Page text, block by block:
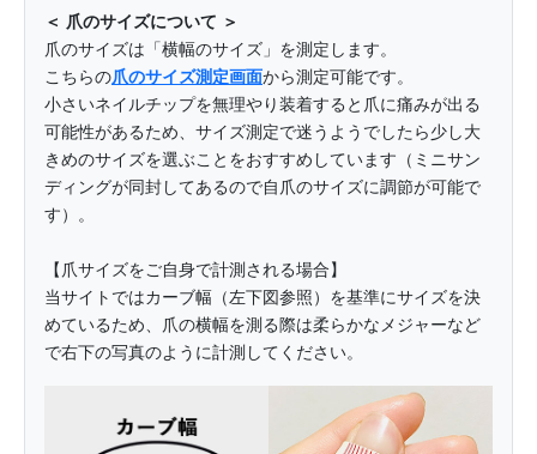
＜ 爪のサイズについて ＞
爪のサイズは「横幅のサイズ」を測定します。
こちらの爪のサイズ測定画面から測定可能です。
小さいネイルチップを無理やり装着すると爪に痛みが出る
可能性があるため、サイズ測定で迷うようでしたら少し大
きめのサイズを選ぶことをおすすめしています（ミニサン
ディングが同封してあるので自爪のサイズに調節が可能で
す）。
【爪サイズをご自身で計測される場合】
当サイトではカーブ幅（左下図参照）を基準にサイズを決
めているため、爪の横幅を測る際は柔らかなメジャーなど
で右下の写真のように計測してください。